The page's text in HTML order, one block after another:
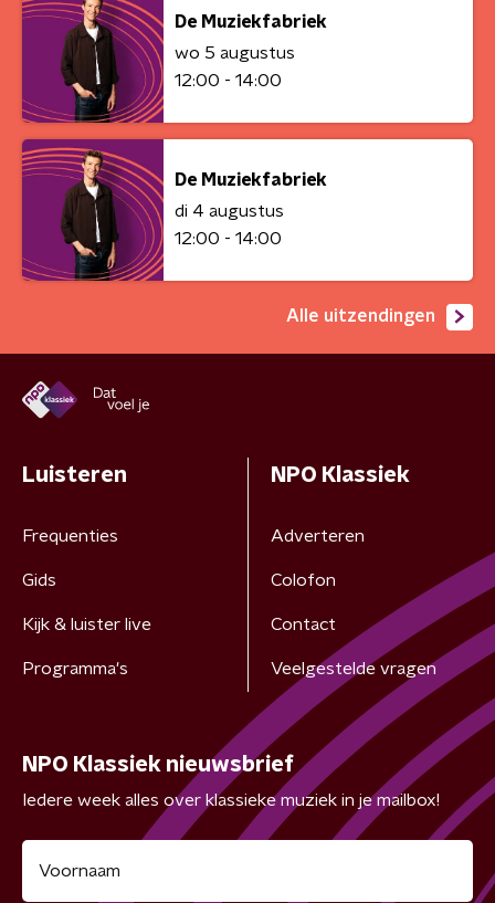
De Muziekfabriek
wo 5 augustus
12:00 - 14:00
De Muziekfabriek
di 4 augustus
12:00 - 14:00
Alle uitzendingen
Luisteren
Frequenties
Gids
Kijk & luister live
Programma's
NPO Klassiek
Adverteren
Colofon
Contact
Veelgestelde vragen
NPO Klassiek nieuwsbrief
Iedere week alles over klassieke muziek in je mailbox!